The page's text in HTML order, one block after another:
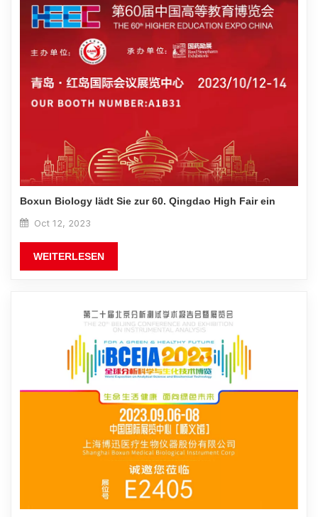
Boxun Biology lädt Sie zur 60. Qingdao High Fair ein
Oct 12, 2023
WEITERLESEN